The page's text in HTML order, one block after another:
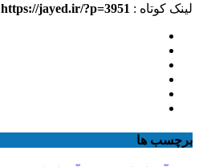
لینک کوتاه : https://jayed.ir/?p=3951
برچسب ها